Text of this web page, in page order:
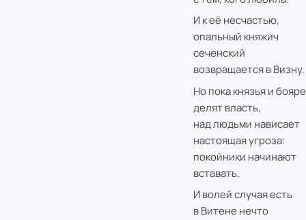
И к её несчастью,
опальный княжич
сеченский
возвращается в Визну.
Но пока князья и бояре
делят власть,
над людьми нависает
настоящая угроза:
покойники начинают
вставать.
И волей случая есть
в Витене нечто